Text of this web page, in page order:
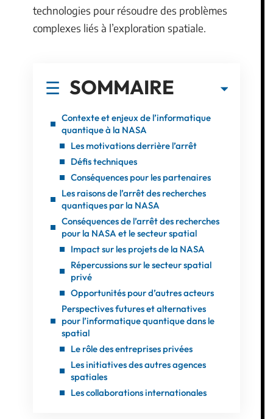
technologies pour résoudre des problèmes
complexes liés à l’exploration spatiale.
SOMMAIRE
Contexte et enjeux de l’informatique
quantique à la NASA
Les motivations derrière l’arrêt
Défis techniques
Conséquences pour les partenaires
Les raisons de l’arrêt des recherches
quantiques par la NASA
Conséquences de l’arrêt des recherches
pour la NASA et le secteur spatial
Impact sur les projets de la NASA
Répercussions sur le secteur spatial
privé
Opportunités pour d’autres acteurs
Perspectives futures et alternatives
pour l’informatique quantique dans le
spatial
Le rôle des entreprises privées
Les initiatives des autres agences
spatiales
Les collaborations internationales